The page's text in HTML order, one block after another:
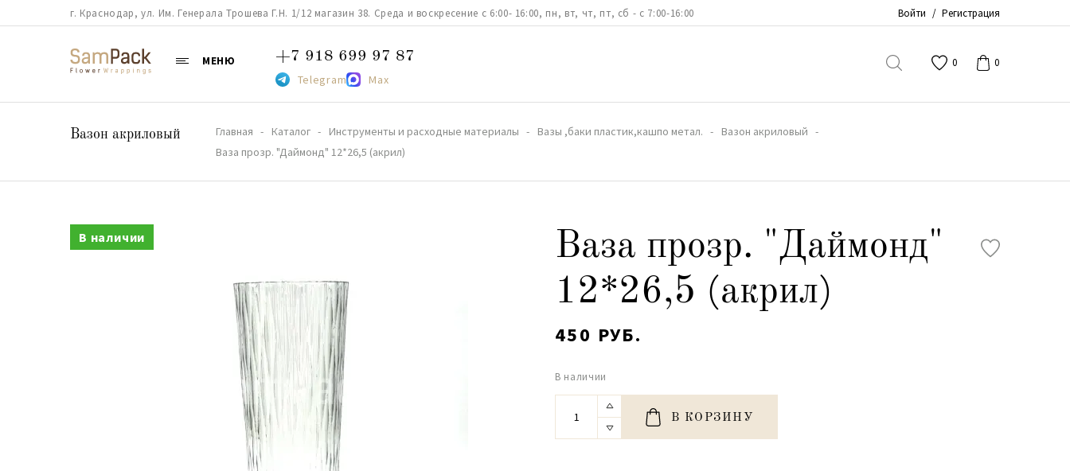
г. Краснодар, ул. Им. Генерала Трошева Г.Н. 1/12 магазин 38. Среда и воскресение с 6:00- 16:00, пн, вт, чт, пт, сб - с 7:00-16:00 Войти / Регистрация
МЕНЮ +7 918 699 97 87
Telegram Max
0 0
Вазон акриловый Главная Каталог Инструменты и расходные материалы Вазы ,баки пластик,кашпо метал.
Вазон акриловый
Ваза прозр. "Даймонд" 12*26,5 (акрил)
В наличии
Ваза прозр. "Даймонд"
12*26,5 (акрил)
450 РУБ.
В наличии
В КОРЗИНУ